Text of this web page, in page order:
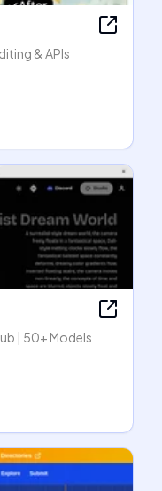
& APIs
| 50+ Models